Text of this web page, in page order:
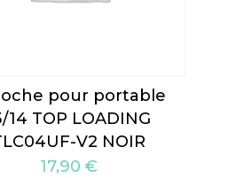
pour portable
14 TOP LOADING
V2 NOIR
17,90 €